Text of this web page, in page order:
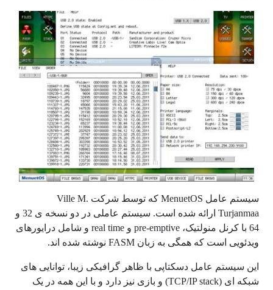
سیستم عامل MenuetOS که توسط شرکت Ville M.
Turjanmaa ارائه شده است. سیستم عاملی در دو نسخه ی 32 و
64 با کرنل منولتیک، pre-emptive و real time و شامل درایورهای
ویدئویی است که همگی به زبان FASM نوشته شده اند.
این سیستم عامل دسکتاپی با ظاهر گرافیکی زیبا، توانایی های
شبکه ای (TCP/IP stack) و بازی نیز دارد و با این همه در یک